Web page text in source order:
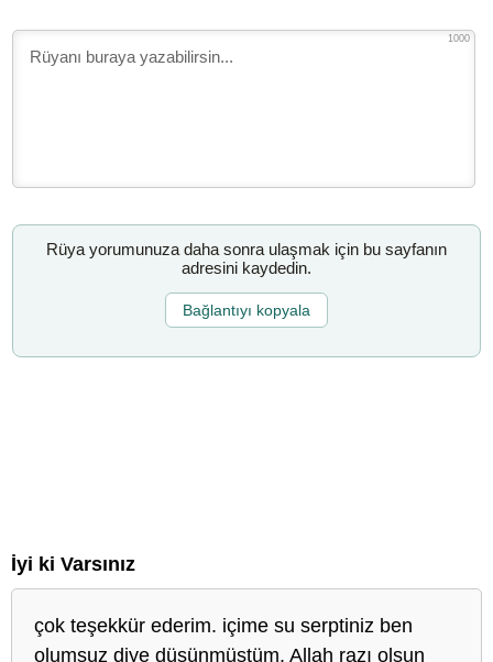
1000
Rüya yorumunuza daha sonra ulaşmak için bu sayfanın
adresini kaydedin.
Bağlantıyı kopyala
İyi ki Varsınız
çok teşekkür ederim. içime su serptiniz ben
olumsuz diye düşünmüştüm. Allah razı olsun